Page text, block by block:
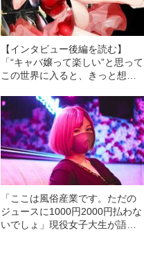
【インタビュー後編を読む】
「“キャバ嬢って楽しい”と思って
この世界に入ると、きっと想像
ガ家が明かす“一流のキャバ嬢”の
条件
「ここは風俗産業です。ただの
ジュースに1000円2000円払わな
いでしょ」現役女子大生が語